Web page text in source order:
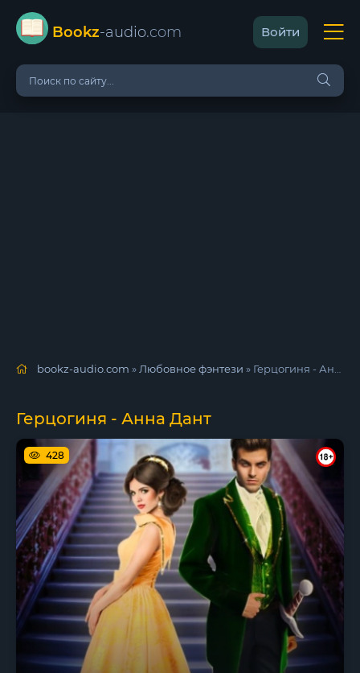
Bookz-audio.com Войти
bookz-audio.com » Любовное фэнтези » Герцогиня - Анна Дант
Герцогиня - Анна Дант
428